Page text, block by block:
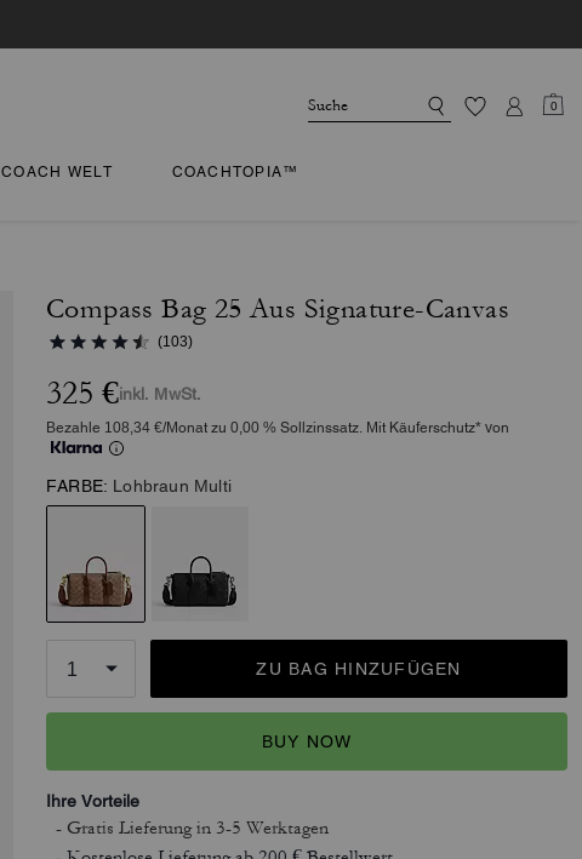
0
COACH WELT COACHTOPIA™
Compass Bag 25 Aus Signature-Canvas
(103)
325 €inkl. MwSt.
Bezahle 108,34 €/Monat zu 0,00 % Sollzinssatz. Mit Käuferschutz* von
FARBE: Lohbraun Multi
ZU BAG HINZUFÜGEN
BUY NOW
Ihre Vorteile
- Gratis Lieferungin 3-5 Werktagen